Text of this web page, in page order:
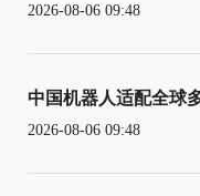
2026-08-06 09:48
中国机器人适配全球
2026-08-06 09:48